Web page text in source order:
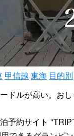
甲信越 東海 目的別
ドルが高い。お
予約サイト